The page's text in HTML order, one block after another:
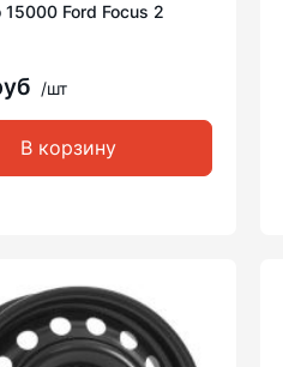
Ford Focus 2
/шт
В корзину